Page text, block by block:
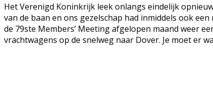
Het Verenigd Koninkrijk leek onlangs eindelijk
van de baan en ons gezelschap had inmiddels ook
de 79ste Members’ Meeting afgelopen maand weer
vrachtwagens op de snelweg naar Dover. Je moet er